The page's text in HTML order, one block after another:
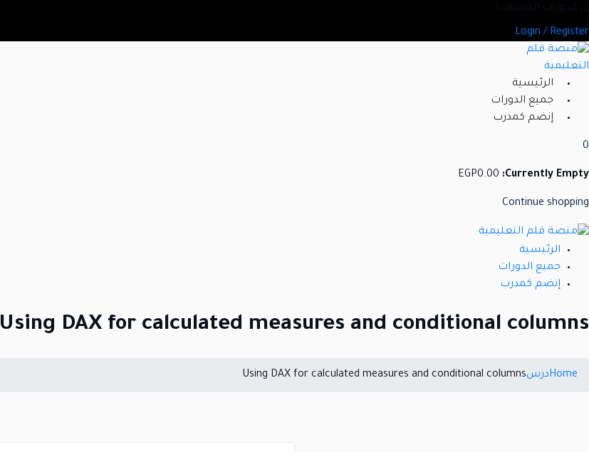
Skip
content
من الدورات المعتمدة
Login / Register
الرئيسية
جميع الدورات
إنضم كمدرب
0
Currently Empty:
EGP0.00
Continue shopping
الرئيسية
جميع الدورات
إنضم كمدرب
Using DAX for calculated measures and conditional columns
HomeدرسUsing DAX for calculated measures and conditional columns